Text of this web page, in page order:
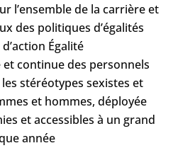
l’ensemble de la carrière et
des politiques d’égalités
Égalité
continue des personnels
stéréotypes sexistes et
et hommes, déployée
et accessibles à un grand
année